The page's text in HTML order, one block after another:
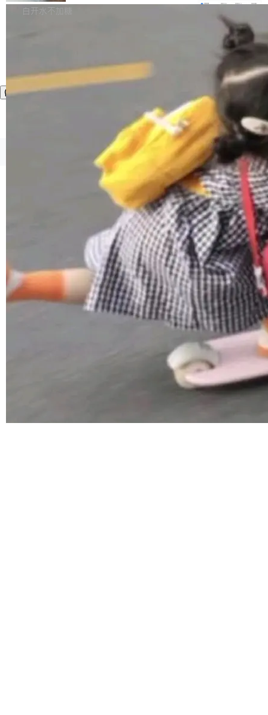
e深度理解服务"）是华为云码道（CodeA...
称为"删库跑路"的命令——最高管理员权限、无
一直在跑这些模型的推理。他们在官方博客上发
整性保护。效果是：吞吐量提升 41%，每 token
成本降低 30%，精度不变。 FP8 省的不仅是显
存 KV cache 是推理时最吃显...
3.0preview。基于最新一代大语言模型 Hy3 的
让语音识别不再只是听清，而是真正听懂。通过
先理解你的语境和意图，再把准确的文字直接给
到你。从“逐字转写、单点优化”演进为“理解语
境、兼容场景、一键直出”。 Hy ASR 3.0 previe
w 不要求标准普通话，方言识别覆盖粤语、吴语
等 10 大方言片区和 20 余个二级小片区。在开
源评测集中，Hy ASR 3.0 preview 在多语种的
白开水不加糖
©OSCHINA(OSChina.NET) 京ICP备2025119063号